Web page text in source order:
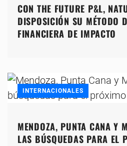
CON THE FUTURE P&L,
DISPOSICIÓN SU MÉTODO
FINANCIERA DE IMPACTO
INTERNACIONALES
MENDOZA, PUNTA CANA Y
LAS BÚSQUEDAS PARA EL